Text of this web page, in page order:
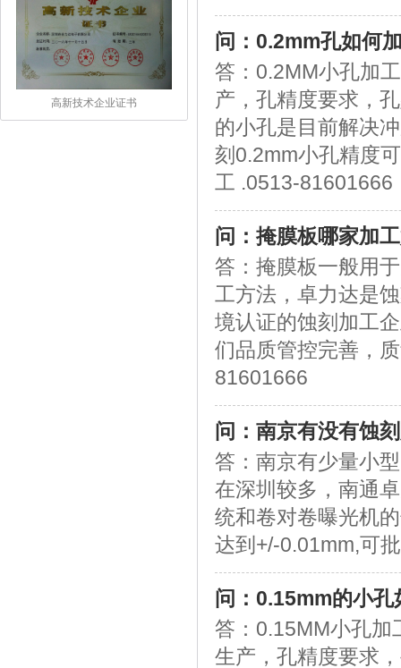
高新技术企业证书
问：0.2mm孔如何
答：0.2MM小孔加
产，孔精度要求，
的小孔是目前解决
刻0.2mm小孔精度
工 .0513-81601666
问：掩膜板哪家加
答：掩膜板一般用
工方法，卓力达是
境认证的蚀刻加工
们品质管控完善，
81601666
问：南京有没有蚀
答：南京有少量小
在深圳较多，南通
统和卷对卷曝光机
达到+/-0.01mm,可
问：0.15mm的小孔
答：0.15MM小孔加
生产，孔精度要求